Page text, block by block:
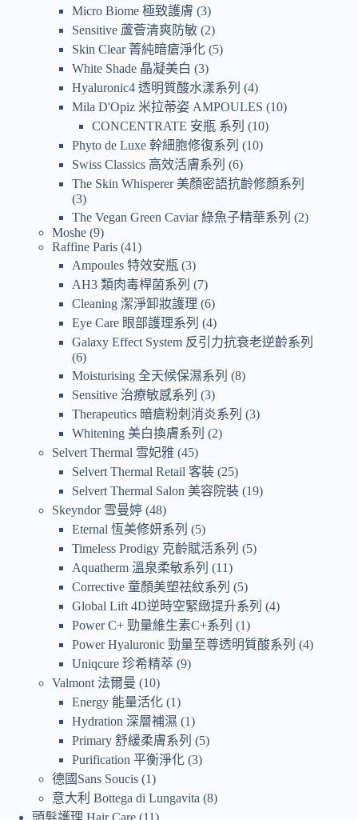
Micro Biome 極致護膚 3
Sensitive 蘆薈清爽防敏 2
Skin Clear 菁純暗瘡淨化 5
White Shade 晶凝美白
3
Hyaluronic4 透明質酸水漾系列
4
Mila D'Opiz 米拉蒂姿 AMPOULES
10
CONCENTRATE 安瓶 系列
10
Phyto de Luxe 幹細胞修復系列
10
Swiss Classics 高效活膚系列
6
The Skin Whisperer 美顏密語抗齡修顏系列
3
The Vegan Green Caviar 綠魚子精華系列
2
Moshe 9
Raffine Paris 41
Ampoules 特效安瓶 3
AH3 類肉毒桿菌系列
7
Cleaning 潔淨卸妝護理 6
Eye Care 眼部護理系列
4
Galaxy Effect System 反引力抗衰老逆齡系列
6
Moisturising 全天候保濕系列
8
Sensitive 治療敏感系列
3
Therapeutics 暗瘡粉刺消炎系列
3
Whitening 美白換膚系列
2
Selvert Thermal 雪妃雅 45
Selvert Thermal Retail 客裝 25
Selvert Thermal Salon 美容院裝 19
Skeyndor 雪曼婷 48
Eternal 恆美修妍系列
5
Timeless Prodigy 克齡賦活系列
5
Aquatherm 溫泉柔敏系列
11
Corrective 童顏美塑祛紋系列
5
Global Lift 4D逆時空緊緻提升系列
4
Power C+ 勁量維生素C+系列
1
Power Hyaluronic 勁量至尊透明質酸系列
4
Uniqcure 珍希精萃 9
Valmont 法爾曼
10
Energy 能量活化 1
Hydration 深層補濕
1
Primary 舒緩柔膚系列
5
Purification 平衡淨化 3
德國Sans Soucis 1
意大利 Bottega di Lungavita 8
頭髮護理 Hair Care 11